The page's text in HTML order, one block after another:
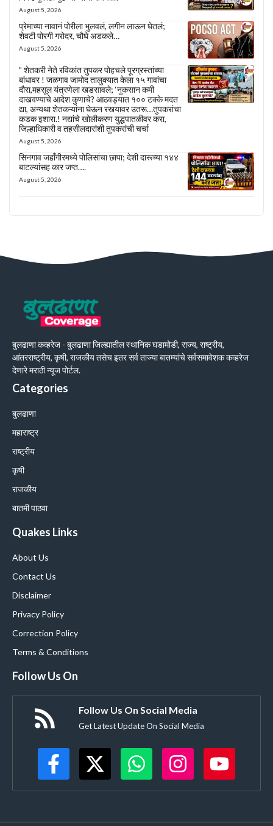
August 5, 2026
प्रेमाच्या नावानं पोरीला भुलवलं, लगीन लाऊन घेतलं;
शेवटी पोरगी गरोदर, चौघे अडकले…
August 5, 2026
” शेतकरी नेते रविकांत तुपकर पोहचले पूरग्रस्तांच्या
बांधावर ! जळगाव जामोद तालुक्यात केला १५ गावांचा
दौरा,महसूल यंत्रणेला खडसावले; ‘नुकसान कमी
दाखवण्याचे आदेश कुणाचे? आठवड्यात १०० टक्के मदत
द्या, अन्यथा शेतकऱ्यांना घेऊन रस्त्यावर उतरू…तुपकरांचा
कडक इशारा.! नद्यांचे खोलीकरण युद्धपातळीवर करा,
जिल्हाधिकारी व तहसीलदारांशी तुपकरांची चर्चा
August 5, 2026
सिनगाव जहाँगीरमध्ये पोलिसांचा छापा; देशी दारूच्या १४४
बाटल्यांसह कार जप्त….
August 5, 2026
बुलढाणा कव्हरेज - बुलढाणा जिल्ह्यातील स्थानिक घडामोडी, राज्य, राष्ट्रीय,
आंतरराष्ट्रीय, कृषी, राजकीय तसेच इतर सर्व ताज्या बातम्यांचे सर्वसमावेशक कव्हरेज
देणारे मराठी न्यूज पोर्टल.
Categories
बुलढाणा
महाराष्ट्र
राष्ट्रीय
कृषी
राजकीय
बातमी पाठवा
Quakes Links
About Us
Contact Us
Disclaimer
Privacy Policy
Correction Policy
Terms & Conditions
Follow Us On
Follow Us On Social Media
Get Latest Update On Social Media